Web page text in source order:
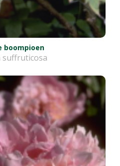
boompioen
suffruticosa